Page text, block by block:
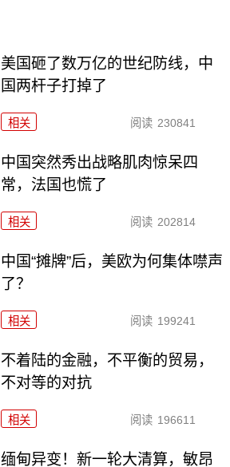
美国砸了数万亿的世纪防线，中
国两杆子打掉了
相关 阅读 230841
中国突然秀出战略肌肉惊呆四
常，法国也慌了
相关 阅读 202814
中国“摊牌”后，美欧为何集体噤声
了？
相关 阅读 199241
不着陆的金融，不平衡的贸易，
不对等的对抗
相关 阅读 196611
缅甸异变！新一轮大清算，敏昂